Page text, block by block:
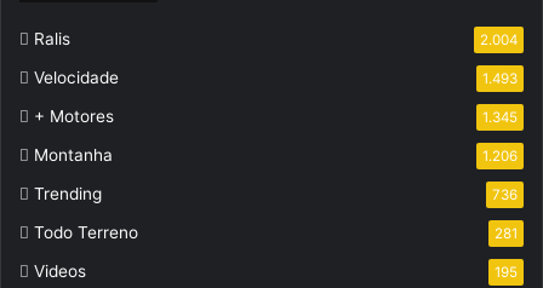
Ralis 2.004
Velocidade 1.493
+ Motores 1.345
Montanha 1.206
Trending 736
Todo Terreno 281
Videos 195